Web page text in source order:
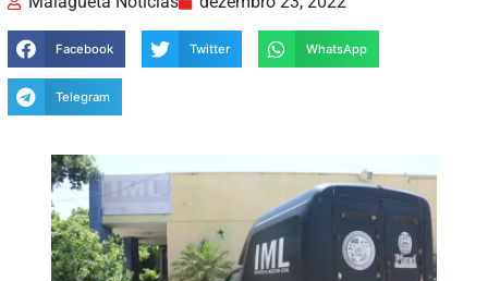
Facebook Twitter WhatsApp
Telegram